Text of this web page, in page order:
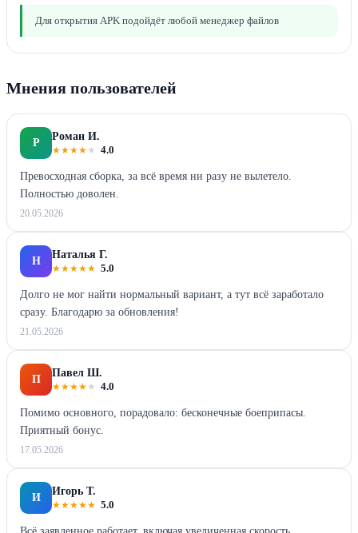
Для открытия APK подойдёт любой менеджер файлов
Мнения пользователей
Р
Роман И.
★★★★ ★ 4.0
Превосходная сборка, за всё время ни разу не вылетело.
Полностью доволен.
20.05.2026
Н
Наталья Г.
★★★★★ 5.0
Долго не мог найти нормальный вариант, а тут всё заработало
сразу. Благодарю за обновления!
21.05.2026
П
Павел Ш.
★★★★ ★ 4.0
Помимо основного, порадовало: бесконечные боеприпасы.
Приятный бонус.
17.05.2026
И
Игорь Т.
★★★★★ 5.0